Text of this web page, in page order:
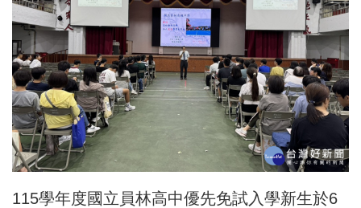
115學年度國立員林高中優先免試入學新生於6